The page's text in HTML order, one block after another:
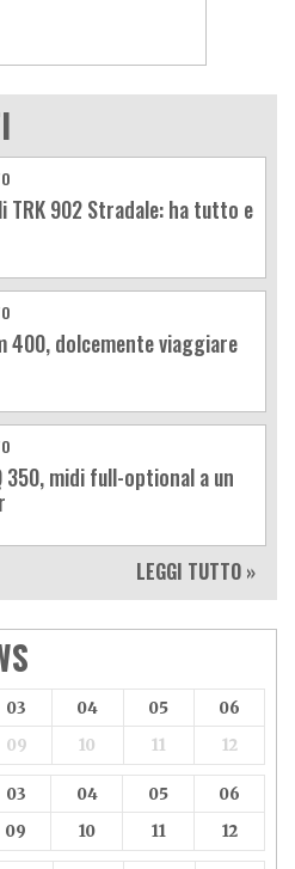
TRK 902 Stradale: ha tutto e
400, dolcemente viaggiare
350, midi full-optional a un
LEGGI TUTTO »
03 04 05
06
09 10 11 12
03 04 05
06
09 10 11 12